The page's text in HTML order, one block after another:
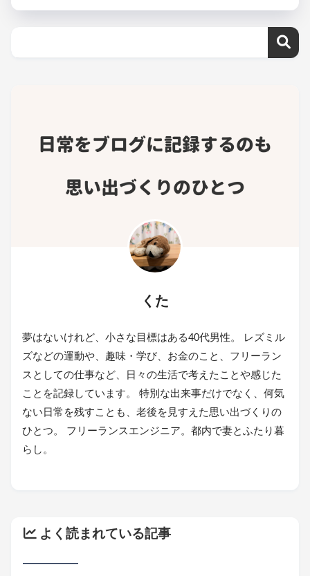
くた
夢はないけれど、小さな目標はある40代男性。 レズミル
ズなどの運動や、趣味・学び、お金のこと、フリーラン
スとしての仕事など、日々の生活で考えたことや感じた
ことを記録しています。 特別な出来事だけでなく、何気
ない日常を残すことも、老後を見すえた思い出づくりの
ひとつ。 フリーランスエンジニア。都内で妻とふたり暮
らし。
よく読まれている記事